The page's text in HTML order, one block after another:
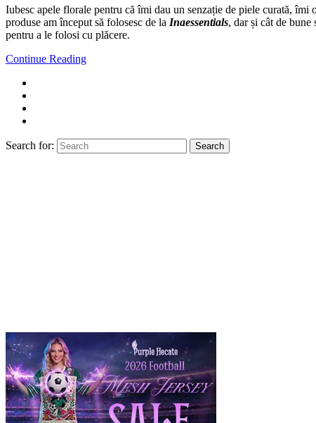
Iubesc apele florale pentru că îmi dau un senzație de piele curată,
produse am început să folosesc de la Inaessentials, dar și cât de
pentru a le folosi cu plăcere.
Continue Reading
Search for: Search